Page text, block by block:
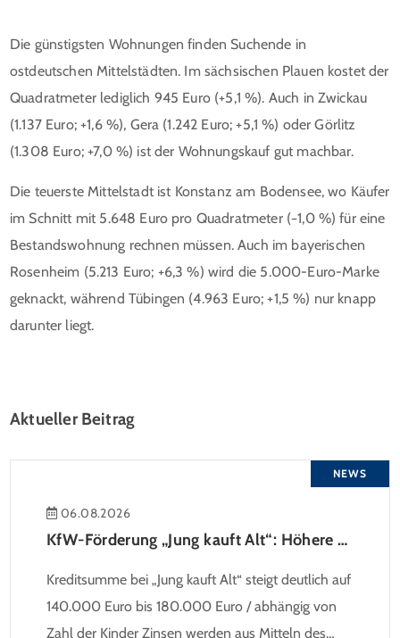
Die günstigsten Wohnungen finden Suchende in
ostdeutschen Mittelstädten. Im sächsischen Plauen kostet der
Quadratmeter lediglich 945 Euro (+5,1 %). Auch in Zwickau
(1.137 Euro; +1,6 %), Gera (1.242 Euro; +5,1 %) oder Görlitz
(1.308 Euro; +7,0 %) ist der Wohnungskauf gut machbar.
Die teuerste Mittelstadt ist Konstanz am Bodensee, wo Käufer
im Schnitt mit 5.648 Euro pro Quadratmeter (−1,0 %) für eine
Bestandswohnung rechnen müssen. Auch im bayerischen
Rosenheim (5.213 Euro; +6,3 %) wird die 5.000-Euro-Marke
geknackt, während Tübingen (4.963 Euro; +1,5 %) nur knapp
darunter liegt.
Aktueller Beitrag
NEWS
06.08.2026
KfW-Förderung „Jung kauft Alt“: Höhere Kredite ab August 2026
Kreditsumme bei „Jung kauft Alt“ steigt deutlich auf
140.000 Euro bis 180.000 Euro / abhängig von
Zahl der Kinder Zinsen werden aus Mitteln des